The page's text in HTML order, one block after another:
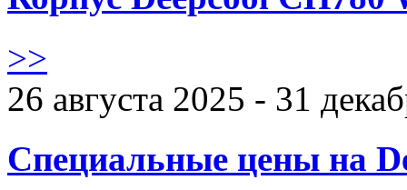
>>
26 августа 2025 - 31
Специальные цены на